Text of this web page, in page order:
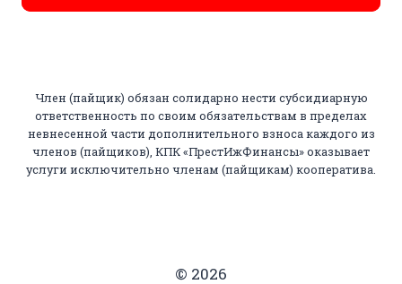
Член (пайщик) обязан солидарно нести субсидиарную
ответственность по своим обязательствам в пределах
невнесенной части дополнительного взноса каждого из
членов (пайщиков), КПК «ПрестИжФинансы» оказывает
услуги исключительно членам (пайщикам) кооператива.
© 2026